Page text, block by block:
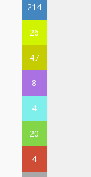
214
26
47
8
4
20
4